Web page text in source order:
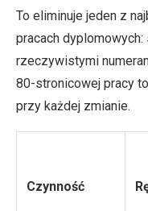
To eliminuje jeden z
pracach
rzeczywistymi
80-stronicowej pracy
przy każdej zmianie.
Czynność